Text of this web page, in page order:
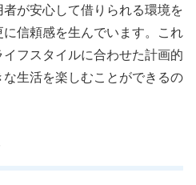
が安心して借りられる環境を
信頼感を生んでいます。これ
フスタイルに合わせた計画的
生活を楽しむことができるの